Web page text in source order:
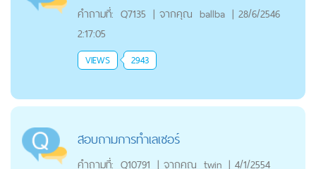
คำถามที่: Q7135 | จากคุณ ballba | 28/6/2546
2:17:05
VIEWS 2943
สอบถามการทำเลเซอร์
คำถามที่: Q10791 | จากคุณ twin | 4/1/2554